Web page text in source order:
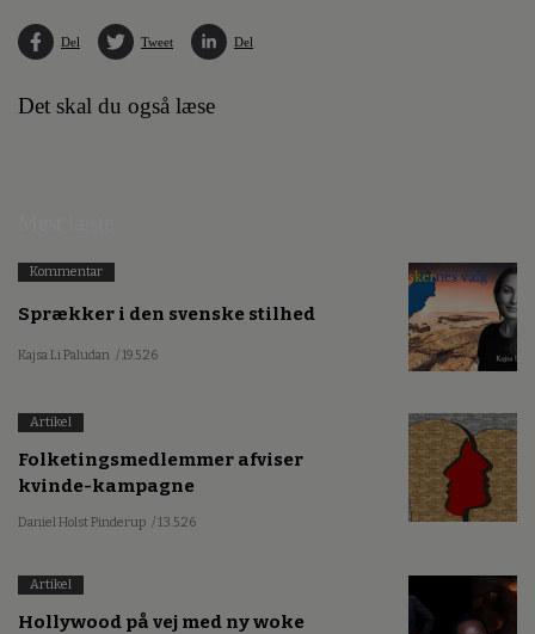
Del Tweet Del
Det skal du også læse
Kommentar
Sprækker i den svenske stilhed
Kajsa Li Paludan / 19.5.26
Artikel
Folketingsmedlemmer afviser
kvinde-kampagne
Daniel Holst Pinderup / 13.5.26
Artikel
Hollywood på vej med ny woke